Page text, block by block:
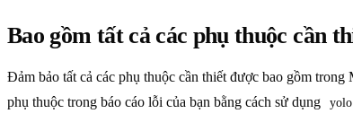
Bao gồm tất cả các phụ thuộc cần
Đảm bảo tất cả các phụ thuộc cần thiết được bao gồm
phụ thuộc trong báo cáo lỗi của bạn bằng cách sử dụng
yolo